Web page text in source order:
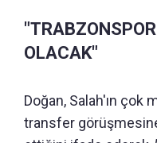
OLACAK"
Doğan, Salah'ın çok
transfer